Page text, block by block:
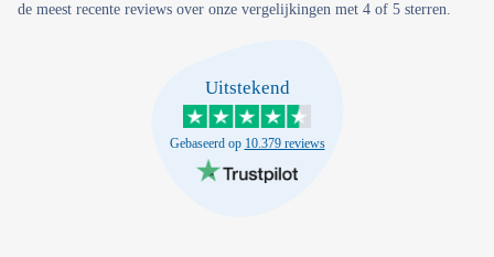
de meest recente reviews over onze vergelijkingen met 4 of 5 sterren.
Uitstekend
Gebaseerd op 10.379 reviews